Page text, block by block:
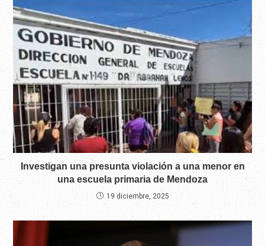
Investigan una presunta violación a una menor en
una escuela primaria de Mendoza
19 diciembre, 2025